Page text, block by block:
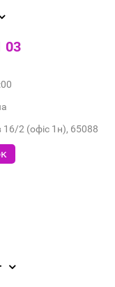
03
2 (офіс 1н), 65088